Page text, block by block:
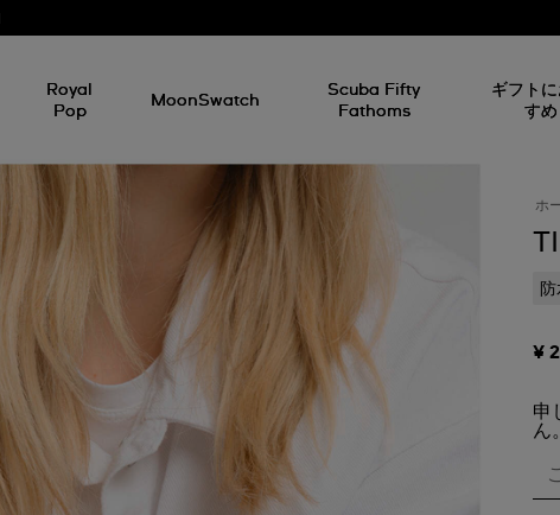
Royal
Pop
MoonSwatch
Scuba Fifty
Fathoms
ギフト
すめ
ホ
¥
申
ん